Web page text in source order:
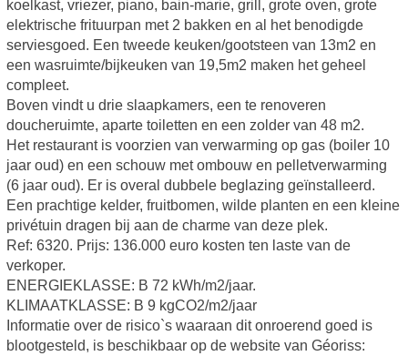
koelkast, vriezer, piano, bain-marie, grill, grote oven, grote
elektrische frituurpan met 2 bakken en al het benodigde
serviesgoed. Een tweede keuken/gootsteen van 13m2 en
een wasruimte/bijkeuken van 19,5m2 maken het geheel
compleet.
Boven vindt u drie slaapkamers, een te renoveren
doucheruimte, aparte toiletten en een zolder van 48 m2.
Het restaurant is voorzien van verwarming op gas (boiler 10
jaar oud) en een schouw met ombouw en pelletverwarming
(6 jaar oud). Er is overal dubbele beglazing geïnstalleerd.
Een prachtige kelder, fruitbomen, wilde planten en een kleine
privétuin dragen bij aan de charme van deze plek.
Ref: 6320. Prijs: 136.000 euro kosten ten laste van de
verkoper.
ENERGIEKLASSE: B 72 kWh/m2/jaar.
KLIMAATKLASSE: B 9 kgCO2/m2/jaar
Informatie over de risico`s waaraan dit onroerend goed is
blootgesteld, is beschikbaar op de website van Géoriss: